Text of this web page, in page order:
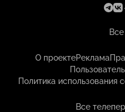
О проектеРеклама
Политика использования
Все